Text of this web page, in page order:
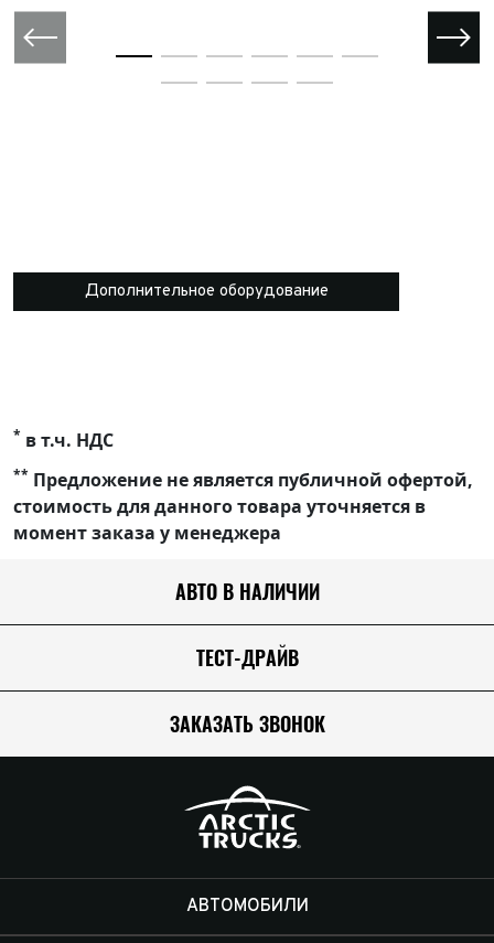
Дополнительное оборудование
* в т.ч. НДС
** Предложение не является публичной офертой,
стоимость для данного товара уточняется в
момент заказа у менеджера
АВТО В НАЛИЧИИ
ТЕСТ-ДРАЙВ
ЗАКАЗАТЬ ЗВОНОК
АВТОМОБИЛИ